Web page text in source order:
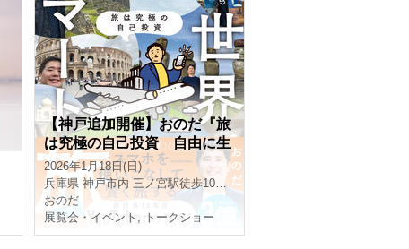
【神戸追加開催】おのだ『旅
は究極の自己投資 自由に生
きるための世界スマート旅』
出版記念イベント
2026年1月18日(日)
兵庫県 神戸市内 三ノ宮駅徒歩10分以内の某所
おのだ
展覧会・イベント , トークショー